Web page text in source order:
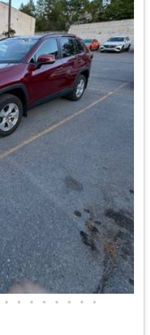
• • • • • • • •